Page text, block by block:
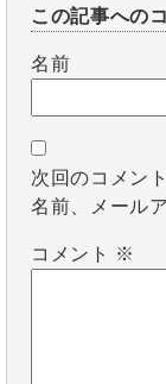
この記事への
名前
次回のコメン
名前、メール
コメント ※